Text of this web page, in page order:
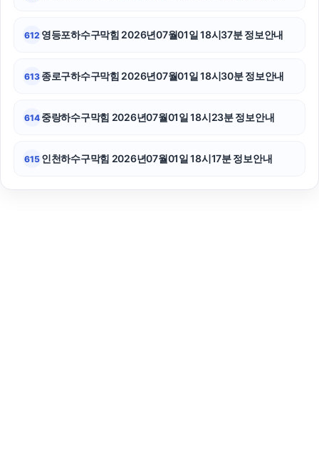
612 영등포하수구막힘 2026년07월01일 18시37분 정보안내
613 종로구하수구막힘 2026년07월01일 18시30분 정보안내
614 중랑하수구막힘 2026년07월01일 18시23분 정보안내
615 인천하수구막힘 2026년07월01일 18시17분 정보안내